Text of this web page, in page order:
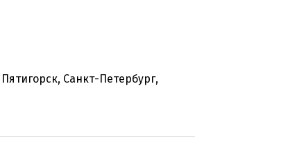
Санкт-Петербург,